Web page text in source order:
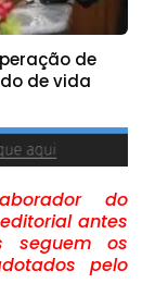
de
de vida
do
antes
seguem os
pelo